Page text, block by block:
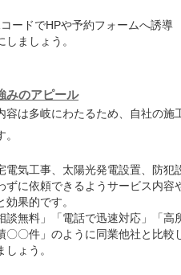
ードでHPや予約フォームへ誘導
ましょう。
みのアピール
容は多岐にわたるため、自社の施
電気工事、太陽光発電設置、防犯
ずに依頼できるようサービス内容
果的です。
談無料」「電話で迅速対応」「高
〇〇件」のように同業他社と比較
ょう。